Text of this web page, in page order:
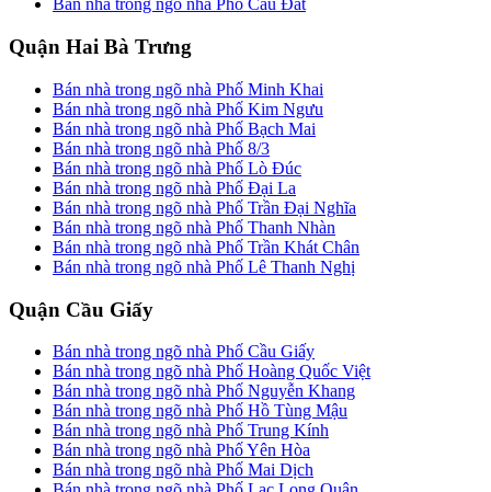
Bán nhà trong ngõ nhà Phố Cầu Đất
Quận Hai Bà Trưng
Bán nhà trong ngõ nhà Phố Minh Khai
Bán nhà trong ngõ nhà Phố Kim Ngưu
Bán nhà trong ngõ nhà Phố Bạch Mai
Bán nhà trong ngõ nhà Phố 8/3
Bán nhà trong ngõ nhà Phố Lò Đúc
Bán nhà trong ngõ nhà Phố Đại La
Bán nhà trong ngõ nhà Phố Trần Đại Nghĩa
Bán nhà trong ngõ nhà Phố Thanh Nhàn
Bán nhà trong ngõ nhà Phố Trần Khát Chân
Bán nhà trong ngõ nhà Phố Lê Thanh Nghị
Quận Cầu Giấy
Bán nhà trong ngõ nhà Phố Cầu Giấy
Bán nhà trong ngõ nhà Phố Hoàng Quốc Việt
Bán nhà trong ngõ nhà Phố Nguyễn Khang
Bán nhà trong ngõ nhà Phố Hồ Tùng Mậu
Bán nhà trong ngõ nhà Phố Trung Kính
Bán nhà trong ngõ nhà Phố Yên Hòa
Bán nhà trong ngõ nhà Phố Mai Dịch